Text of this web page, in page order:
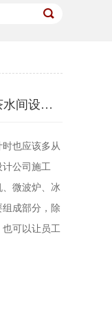
深圳十大装修公司-IT类深圳茶水间设计效果图
也应该多从
计公司施工
微波炉、冰
成部分，除
可以让员工